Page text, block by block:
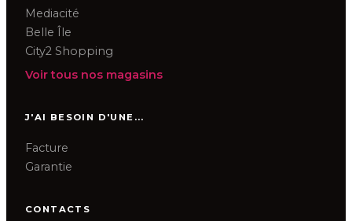
Mediacité
Belle Île
City2 Shopping
Voir tous nos magasins
J'AI BESOIN D'UNE...
Facture
Garantie
CONTACTS